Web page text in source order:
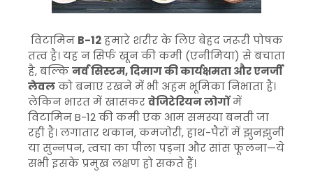
विटामिन B-12हमारे शरीर के लिए बेहद जरूरी पोषक
तत्व है। यह न सिर्फ खून की कमी (एनीमिया) से बचाता
है, बल्किनर्व सिस्टम, दिमाग की कार्यक्षमता और एनर्जी
लेवलको बनाए रखने में भी अहम भूमिका निभाता है।
लेकिन भारत में खासकरवेजिटेरियन लोगोंमें
विटामिन B-12 की कमी एक आम समस्या बनती जा
रही है। लगातार थकान, कमजोरी, हाथ-पैरों में झुनझुनी
या सुन्नपन, त्वचा का पीला पड़ना और सांस फूलना—ये
सभी इसके प्रमुख लक्षण हो सकते हैं।